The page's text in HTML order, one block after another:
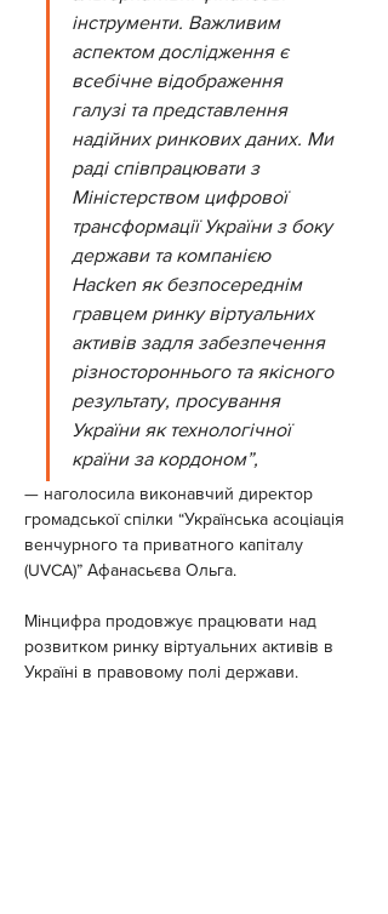
інструменти. Важливим
аспектом дослідження є
всебічне відображення
галузі та представлення
надійних ринкових даних. Ми
раді співпрацювати з
Міністерством цифрової
трансформації України з боку
держави та компанією
Hacken як безпосереднім
гравцем ринку віртуальних
активів задля забезпечення
різностороннього та якісного
результату, просування
України як технологічної
країни за кордоном”,
— наголосила виконавчий директор
громадської спілки “Українська асоціація
венчурного та приватного капіталу
(UVCA)” Афанасьєва Ольга.
Мінцифра продовжує працювати над
розвитком ринку віртуальних активів в
Україні в правовому полі держави.